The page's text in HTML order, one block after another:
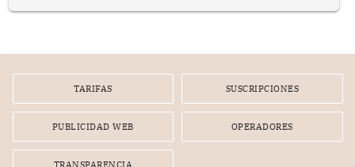
por la frustrada realización de un meet and greet con
TARIFAS SUSCRIPCIONES
PUBLICIDAD WEB OPERADORES